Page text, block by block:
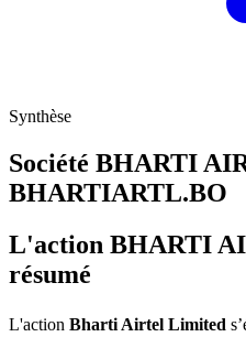
Synthèse
Société BHARTI
BHARTIARTL.BO
L'action BHARTI
résumé
L'action Bharti Airtel Limited